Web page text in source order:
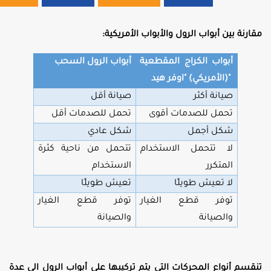
مقارنة بين أبواب الرول والأبواب الأمريكية:
أبواب الكراج المقطعية
(الأمريكي) "اوفر هيد"
أبواب الرول السحب
صيانة أكثر
صيانة أقل
تحمل للصدمات أقوى
تحمل للصدمات أقل
شكل أجمل
شكل عادي
لا تتحمل الاستخدام
المتكرر
تتحمل من ناحية كثرة
الاستخدام
لا تعيش طويلًا
تعيش طويلًا
توفر قطع الغيار
والصيانة
توفر قطع الغيار
والصيانة
تنقسم أنواع المحركات التي يتم تركيبها على أبواب الرول الى عدة